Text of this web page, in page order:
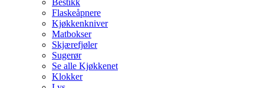
Bestikk
Flaskeåpnere
Kjøkkenkniver
Matbokser
Skjærefjøler
Sugerør
Se alle Kjøkkenet
Klokker